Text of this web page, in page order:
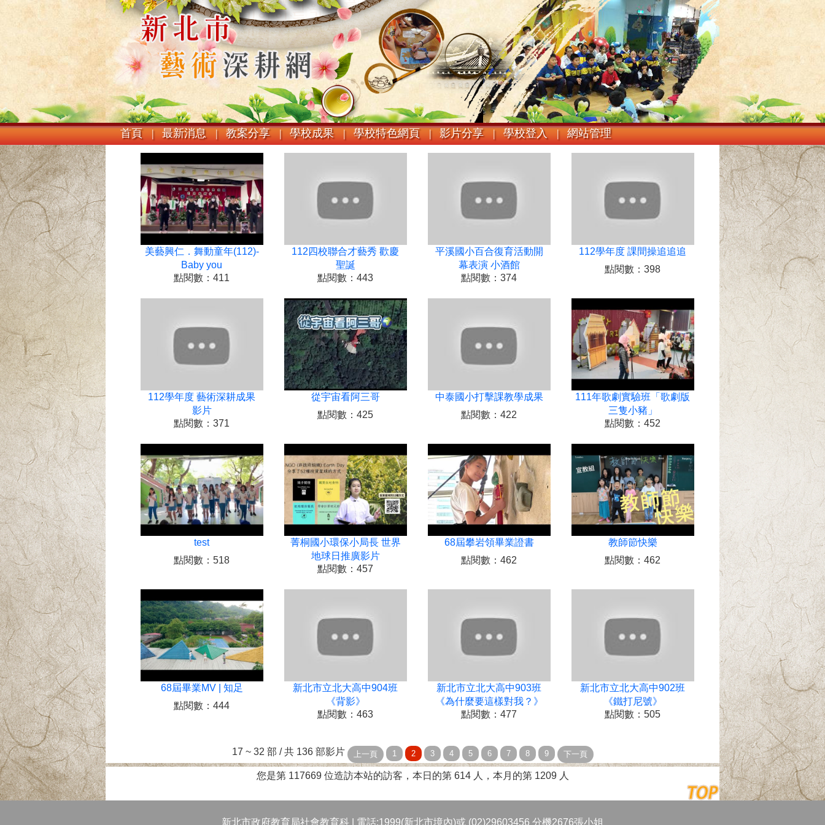
首頁 |最新消息 |教案分享 |學校成果 |學校特色網頁 |影片分享 |學校登入 |網站管理
美藝興仁．舞動童年(112)-
Baby you
點閱數：411
112四校聯合才藝秀 歡慶
聖誕
點閱數：443
平溪國小百合復育活動開
幕表演 小酒館
點閱數：374
112學年度 課間操追追追
點閱數：398
112學年度 藝術深耕成果
影片
點閱數：371
從宇宙看阿三哥
點閱數：425
中泰國小打擊課教學成果
點閱數：422
111年歌劇實驗班「歌劇版
三隻小豬」
點閱數：452
test
點閱數：518
菁桐國小環保小局長 世界
地球日推廣影片
點閱數：457
68屆攀岩領畢業證書
點閱數：462
教師節快樂
點閱數：462
68屆畢業MV | 知足
點閱數：444
新北市立北大高中904班
《背影》
點閱數：463
新北市立北大高中903班
《為什麼要這樣對我？》
點閱數：477
新北市立北大高中902班
《鐵打尼號》
點閱數：505
17 ~ 32 部 / 共 136 部影片
您是第 117669 位造訪本站的訪客，本日的第 614 人，本月的第 1209 人
新北市政府教育局社會教育科 | 電話:1999(新北市境內)或 (02)29603456 分機2676張小姐